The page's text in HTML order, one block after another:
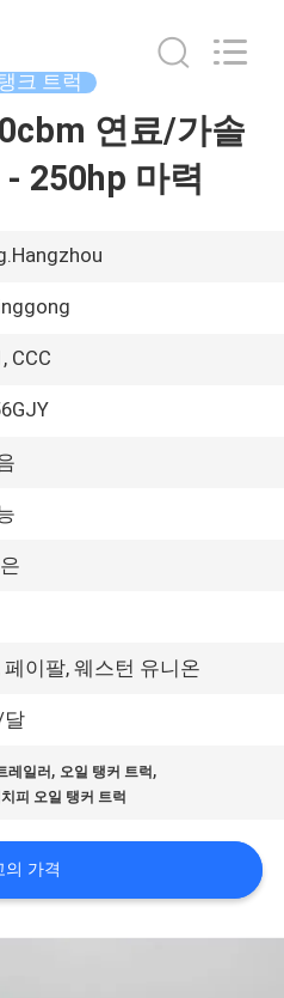
크 트럭
연료/가솔
250hp 마력
CCC
페이팔, 웨스턴 유니온
달
레일러 , 오일 탱커 트럭 ,
피 오일 탱커 트럭
의 가격